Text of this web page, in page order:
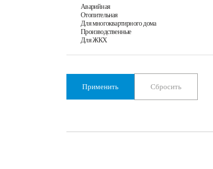
Аварийная
Отопительная
Для многоквартирного дома
Производственные
Для ЖКХ
Применить Сбросить